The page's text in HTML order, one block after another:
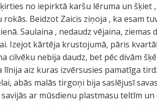
no iepirktā karšu lēruma un šķiet
Beidzot Zaicis ziņoja , ka esam
Saulaina , nedaudz vējaina, ziemas
Izejot kārtēja krustojumā, pāris
nebija daudz, bet pēc divām
aiz kuras izvērsusies pamatīga
abās malās tirgoņi bija saslējusī
ar mūsdienu plastmasu teltīm un